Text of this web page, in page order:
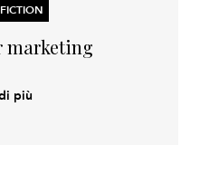
marketing
più